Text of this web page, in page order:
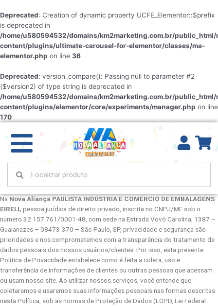
Deprecated: Creation of dynamic property UCFE_Elementor::$prefix
is deprecated in
/home/u580594532/domains/km2marketing.com.br/
content/plugins/ultimate-carousel-for-elementor/classes/ma-
elementor.php on line 36
Deprecated: version_compare(): Passing null to parameter #2
($version2) of type string is deprecated in
/home/u580594532/domains/km2marketing.com.br/
content/plugins/elementor/core/experiments/manager.php on line
170
NaNova Aliança PAULISTA INDÚSTRIA E COMÉRCIO DE EMBALAGENS
EIRELI, pessoa jurídica de direito privado, inscrita no CNPJ/MF sob o
número 32.157.761/0001-48, com sede na Estrada Vovó Carolina, 1387 –
Guaianazes – 08473-370 – São Paulo, SP, privacidade e segurança são
prioridades e nos comprometemos com a transparência do tratamento de
dados pessoais dos nossos usuários/clientes. Por isso, esta presente
Política de Privacidade estabelece como é feita a coleta, uso e
transferência de informações de clientes ou outras pessoas que acessam
ou usam nosso site. Ao utilizar nossos serviços, você entende que
coletaremos e usaremos suas informações pessoais nas formas descritas
nesta Política, sob as normas de Proteção de Dados (LGPD, Lei Federal